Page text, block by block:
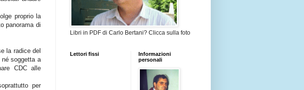
proprio la
panorama di
la radice del
né soggetta a
CDC alle
per
Libri in PDF di Carlo Bertani? Clicca sulla foto
Lettori fissi
Informazioni
personali